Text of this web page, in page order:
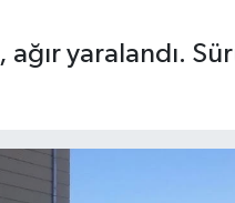
yaralandı.